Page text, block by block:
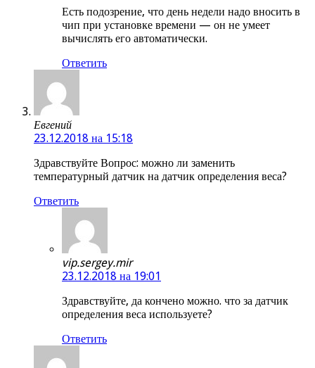
Есть подозрение, что день недели надо вносить в
чип при установке времени — он не умеет
вычислять его автоматически.
Ответить
Евгений
23.12.2018 на 15:18
Здравствуйте Вопрос: можно ли заменить
температурный датчик на датчик определения веса?
Ответить
vip.sergey.mir
23.12.2018 на 19:01
Здравствуйте, да кончено можно. что за датчик
определения веса используете?
Ответить